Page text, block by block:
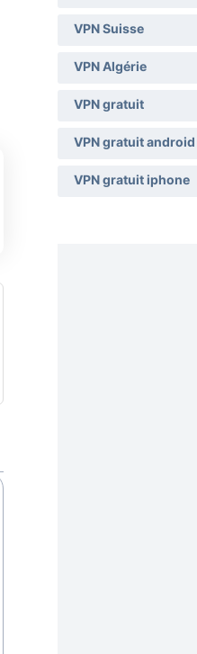
VPN Suisse
VPN Algérie
VPN gratuit
VPN gratuit android
VPN gratuit iphone